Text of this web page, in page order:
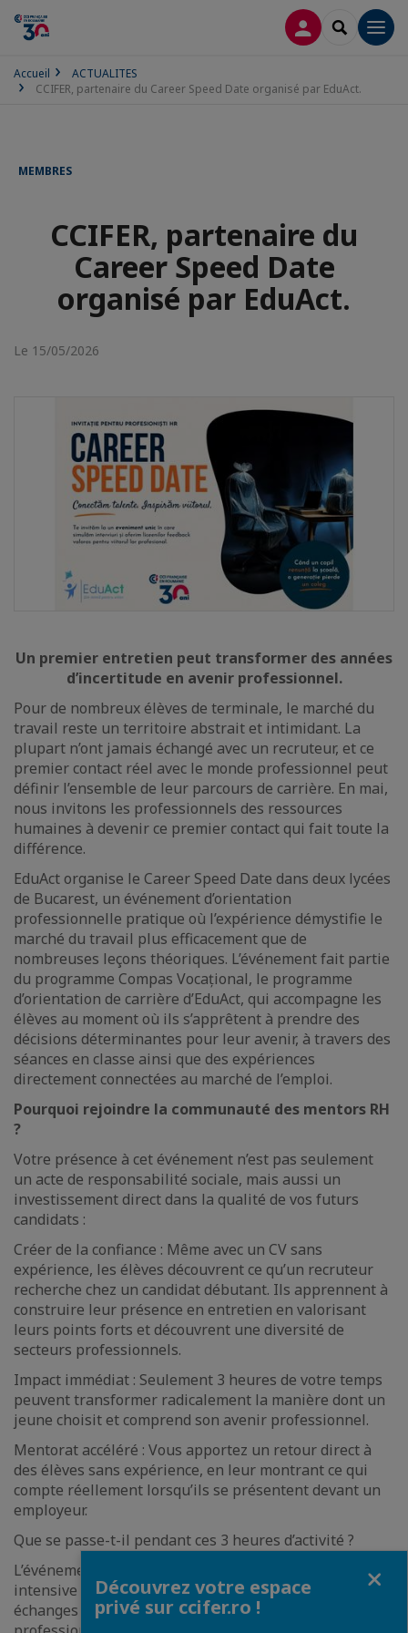
CONNEXION
Accueil
ACTUALITES
CCIFER, partenaire du Career Speed Date organisé par EduAct.
MEMBRES
CCIFER, partenaire du
Career Speed Date
organisé par EduAct.
Le 15/05/2026
Un premier entretien peut transformer des années
d’incertitude en avenir professionnel.
Pour de nombreux élèves de terminale, le marché du
travail reste un territoire abstrait et intimidant. La
plupart n’ont jamais échangé avec un recruteur, et ce
premier contact réel avec le monde professionnel peut
définir l’ensemble de leur parcours de carrière. En mai,
nous invitons les professionnels des ressources
humaines à devenir ce premier contact qui fait toute la
différence.
EduAct organise le Career Speed Date dans deux lycées
de Bucarest, un événement d’orientation
professionnelle pratique où l’expérience démystifie le
marché du travail plus efficacement que de
nombreuses leçons théoriques. L’événement fait partie
du programme Compas Vocațional, le programme
d’orientation de carrière d’EduAct, qui accompagne les
élèves au moment où ils s’apprêtent à prendre des
décisions déterminantes pour leur avenir, à travers des
séances en classe ainsi que des expériences
directement connectées au marché de l’emploi.
Pourquoi rejoindre la communauté des mentors RH
?
Votre présence à cet événement n’est pas seulement
un acte de responsabilité sociale, mais aussi un
investissement direct dans la qualité de vos futurs
candidats :
Créer de la confiance : Même avec un CV sans
expérience, les élèves découvrent ce qu’un recruteur
recherche chez un candidat débutant. Ils apprennent à
construire leur présence en entretien en valorisant
leurs points forts et découvrent une diversité de
secteurs professionnels.
Impact immédiat : Seulement 3 heures de votre temps
peuvent transformer radicalement la manière dont un
jeune choisit et comprend son avenir professionnel.
Mentorat accéléré : Vous apportez un retour direct à
des élèves sans expérience, en leur montrant ce qui
compte réellement lorsqu’ils se présentent devant un
employeur.
Que se passe-t-il pendant ces 3 heures d’activité ?
L’événement est conçu comme une expérience
intensive et interactive, structurée pour maximiser les
échanges de valeur entre plus de 150 élèves et les
Découvrez votre espace
privé sur ccifer.ro !